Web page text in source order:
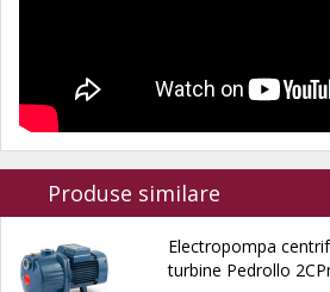
Produse similare
Electropompa
turbine Pedrollo